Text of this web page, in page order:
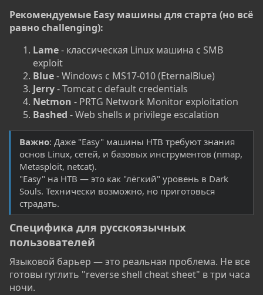
Рекомендуемые Easy машины для старта (но всё
равно challenging):
Lame- классическая Linux машина с SMB
exploit
Blue- Windows с MS17-010 (EternalBlue)
Jerry- Tomcat с default credentials
Netmon - PRTG Network Monitor exploitation
Bashed - Web shells и privilege escalation
Важно: Даже "Easy" машины HTB требуют знания
основ Linux, сетей, и базовых инструментов (nmap,
Metasploit, netcat).
"Easy" на HTB — это как "лёгкий" уровень в Dark
Souls. Технически возможно, но приготовься
страдать.
Специфика для русскоязычных
пользователей​
Языковой барьер — это реальная проблема. Не все
готовы гуглить "reverse shell cheat sheet" в три часа
ночи.